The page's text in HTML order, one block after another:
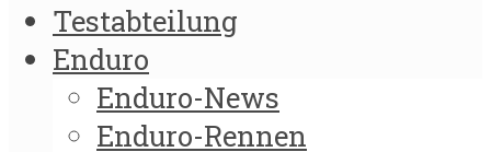
Testabteilung
Enduro
Enduro-News
Enduro-Rennen